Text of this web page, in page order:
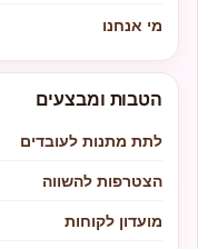
מי אנחנו
הטבות ומבצעים
לתת מתנות לעובדים
הצטרפות להשווה
מועדון לקוחות